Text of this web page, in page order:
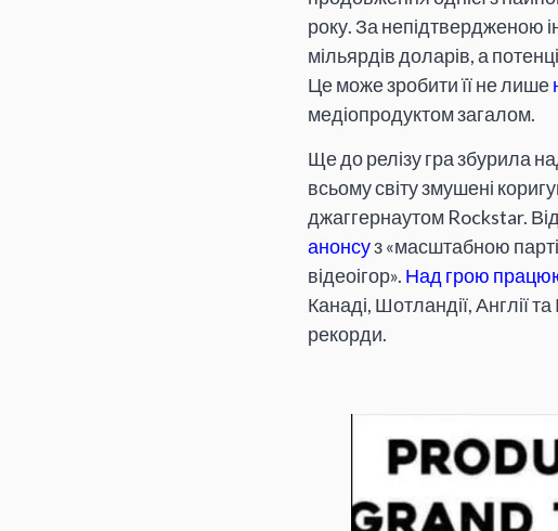
року. За непідтвердженою
мільярдів доларів, а
Це може зробити її не лише
медіопродуктом загалом.
Ще до релізу гра збурила
всьому світу змушені
джаггернаутом Rockstar.
анонсуз «масштабною
відеоігор». Над грою
Канаді, Шотландії, Англії
рекорди.